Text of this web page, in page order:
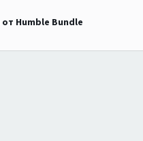
Humble Bundle